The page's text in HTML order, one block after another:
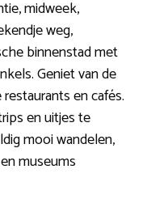
midweek,
weg,
binnenstad met
Geniet van de
en cafés.
en uitjes te
mooi wandelen,
museums